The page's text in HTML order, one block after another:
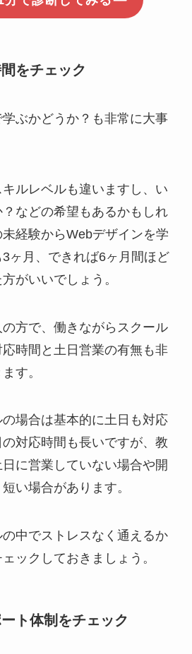
をチェック
ぶかどうか？も非常に大事
ルレベルも違いますし、い
などの希望もあるかもしれ
経験からWebデザインを学
ヶ月、できれば6ヶ月間ほど
がいいでしょう。
方で、働きながらスクール
時間と土日営業の有無も非
す。
場合は基本的に土日も対応
対応時間も長いですが、教
に営業していない場合や開
い場合があります。
中でストレスなく通えるか
ックしておきましょう。
ト体制をチェック